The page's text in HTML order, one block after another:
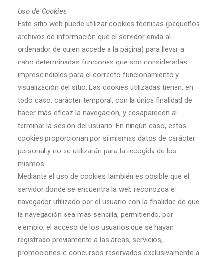
Uso de Cookies
Este sitio web puede utilizar cookies técnicas (pequeños
archivos de información que el servidor envía al
ordenador de quien accede a la página) para llevar a
cabo determinadas funciones que son consideradas
imprescindibles para el correcto funcionamiento y
visualización del sitio. Las cookies utilizadas tienen, en
todo caso, carácter temporal, con la única finalidad de
hacer más eficaz la navegación, y desaparecen al
terminar la sesión del usuario. En ningún caso, estas
cookies proporcionan por sí mismas datos de carácter
personal y no se utilizarán para la recogida de los
mismos.
Mediante el uso de cookies también es posible que el
servidor donde se encuentra la web reconozca el
navegador utilizado por el usuario con la finalidad de que
la navegación sea más sencilla, permitiendo, por
ejemplo, el acceso de los usuarios que se hayan
registrado previamente a las áreas, servicios,
promociones o concursos reservados exclusivamente a